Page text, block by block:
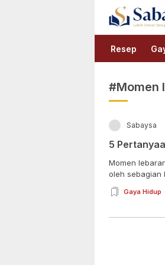
Sabaysa
Lebih Dekat
Resep
#Momen
Sabaysa
5
Momen
oleh sebagian
Gaya Hidup